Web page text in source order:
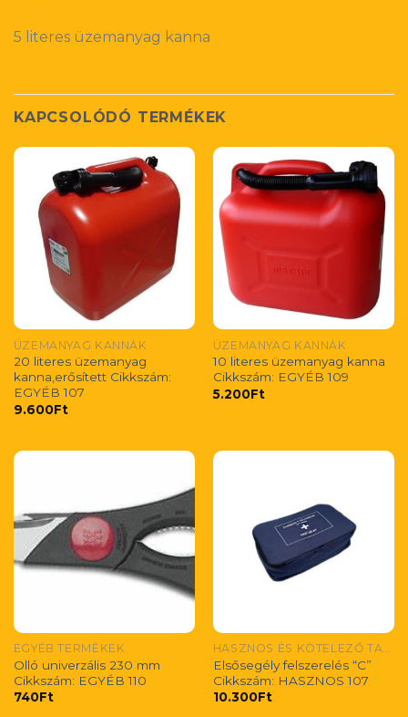
5 literes üzemanyag kanna
KAPCSOLÓDÓ TERMÉKEK
ÜZEMANYAG KANNÁK
20 literes üzemanyag
kanna,erősített Cikkszám:
EGYÉB 107
9.600Ft
ÜZEMANYAG KANNÁK
10 literes üzemanyag kanna
Cikkszám: EGYÉB 109
5.200Ft
EGYÉB TERMÉKEK
Olló univerzális 230 mm
Cikkszám: EGYÉB 110
740Ft
HASZNOS ÉS KÖTELEZŐ TARTOZÉKOK/ NÜTZLICHES UND OBLIGATORISDUS ZUBEHÖR/ USEFUL AND MONDATORY ACCESORIES
Elsősegély felszerelés “C”
Cikkszám: HASZNOS 107
10.300Ft